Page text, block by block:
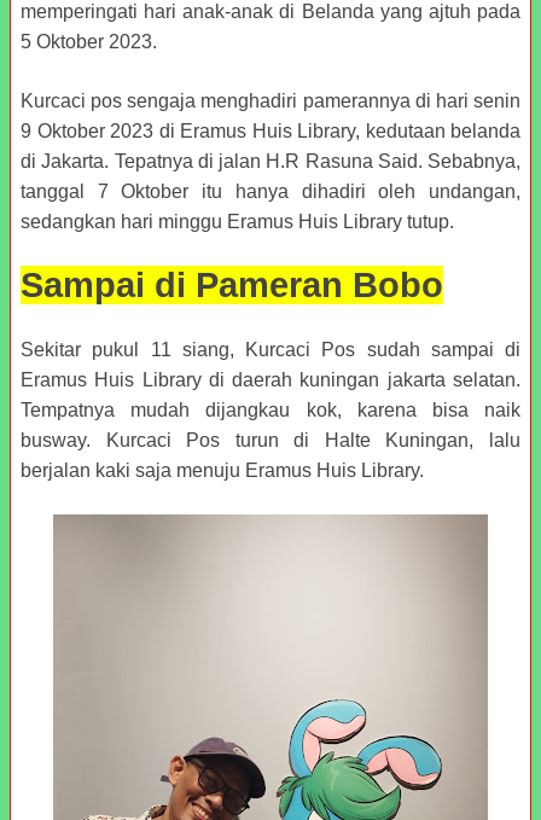
memperingati hari anak-anak di Belanda yang ajtuh pada
5 Oktober 2023.
Kurcaci pos sengaja menghadiri pamerannya di hari senin
9 Oktober 2023 di Eramus Huis Library, kedutaan belanda
di Jakarta. Tepatnya di jalan H.R Rasuna Said. Sebabnya,
tanggal 7 Oktober itu hanya dihadiri oleh undangan,
sedangkan hari minggu Eramus Huis Library tutup.
Sampai di Pameran Bobo
Sekitar pukul 11 siang, Kurcaci Pos sudah sampai di
Eramus Huis Library di daerah kuningan jakarta selatan.
Tempatnya mudah dijangkau kok, karena bisa naik
busway. Kurcaci Pos turun di Halte Kuningan, lalu
berjalan kaki saja menuju Eramus Huis Library.